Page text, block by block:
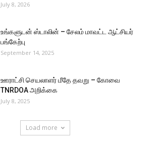
July 8, 2026
உங்களுடன் ஸ்டாலின் – சேலம் மாவட்ட ஆட்சியர்
பங்கேற்பு
September 14, 2025
ஊராட்சி செயலாளர் மீதே தவறு – கோவை
TNRDOA அறிக்கை
July 8, 2025
Load more